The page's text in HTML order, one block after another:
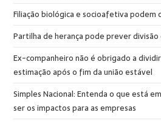
Filiação biológica e socioafetiva
Partilha de herança pode prever
Ex-companheiro não é obrigado a
estimação após o fim da união estável
Simples Nacional: Entenda o que está
ser os impactos para as empresas